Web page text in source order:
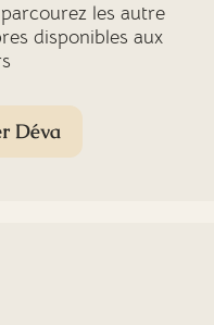
les autre
disponibles aux
Déva